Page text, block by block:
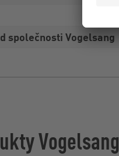
společnosti Vogelsang
Vogelsang